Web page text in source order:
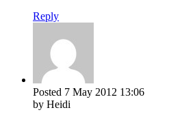
Reply
Posted 7 May 2012 13:06
by Heidi